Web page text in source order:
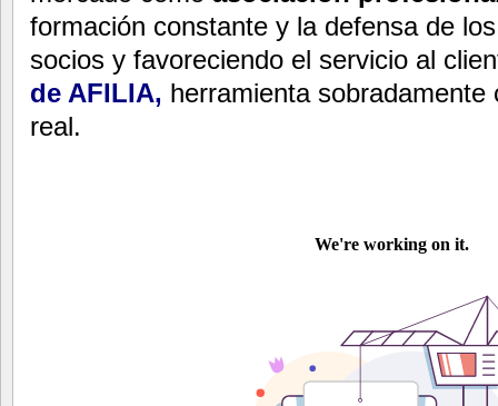
formación constante y la defensa de
socios y favoreciendo el servicio al
de AFILIA, herramienta
real.